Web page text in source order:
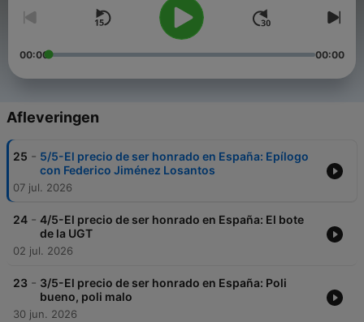
00:00 00:00
Afleveringen
25 - 5/5-El precio de ser honrado en España: Epílogo
con Federico Jiménez Losantos
07 jul. 2026
24 - 4/5-El precio de ser honrado en España: El bote
de la UGT
02 jul. 2026
23 - 3/5-El precio de ser honrado en España: Poli
bueno, poli malo
30 jun. 2026